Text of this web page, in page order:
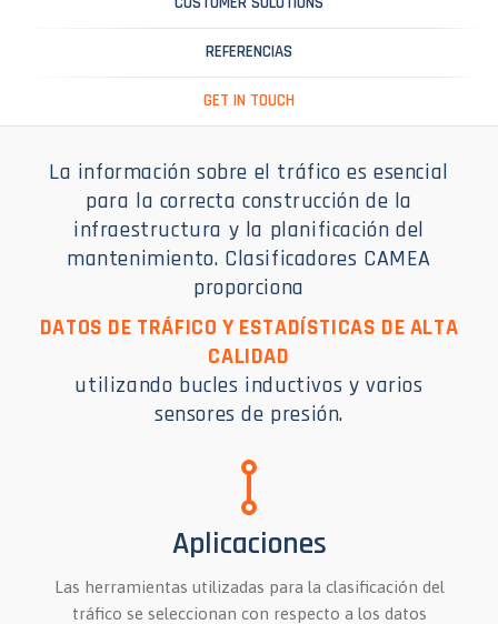
REFERENCIAS
GET IN TOUCH
La información sobre el tráfico es esencial
para la correcta construcción de la
infraestructura y la planificación del
mantenimiento. Clasificadores CAMEA
proporciona
DATOS DE TRÁFICO Y ESTADÍSTICAS DE ALTA
CALIDAD
utilizando bucles inductivos y varios
sensores de presión.
Aplicaciones
Las herramientas utilizadas para la clasificación del
tráfico se seleccionan con respecto a los datos